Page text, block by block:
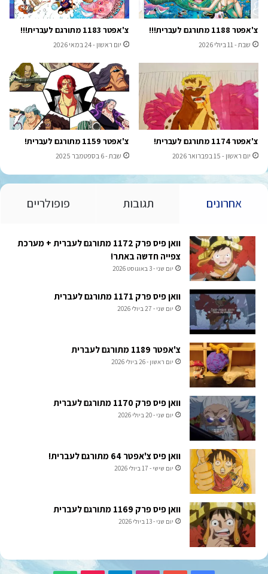
צ'אפטר 1188 מתורגם לעברית!!!
שבת - 11 ביולי 2026
צ'אפטר 1183 מתורגם לעברית!!!
יום ראשון - 24 במאי 2026
צ'אפטר 1174 מתורגם לעברית!
יום ראשון - 15 בפברואר 2026
צ'אפטר 1159 מתורגם לעברית!
שבת - 6 בספטמבר 2025
אחרונים תגובות פופולריים
וואן פיס פרק 1172 מתורגם לעברית + מערכת
צפייה חדשה באתר!
יום שני - 3 באוגוסט 2026
וואן פיס פרק 1171 מתורגם לעברית
יום שני - 27 ביולי 2026
צ'אפטר 1189 מתורגם לעברית
יום ראשון - 26 ביולי 2026
וואן פיס פרק 1170 מתורגם לעברית
יום שני - 20 ביולי 2026
וואן פיס צ'אפטר 64 מתורגם לעברית!
יום שישי - 17 ביולי 2026
וואן פיס פרק 1169 מתורגם לעברית
יום שני - 13 ביולי 2026